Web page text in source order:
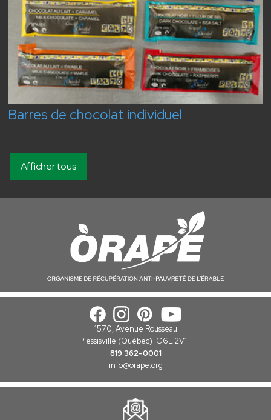
Barres de chocolat individuel
Afficher tous
1570, Avenue Rousseau
Plessisville (Québec) G6L 2V1
819 362-0001
info@orape.org